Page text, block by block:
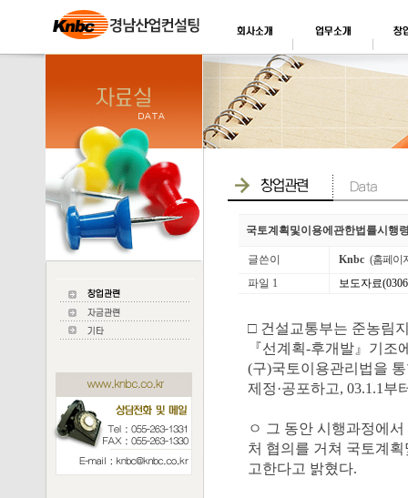
국토계획및이용에관한법률시행
글쓴이 Knbc (홈페이
파일 1
보도자료
□ 건설교통부는 준농림
『선계획-후개발』기
(구)국토이용관리법을
제정·공포하고, 03.1.1부
ㅇ 그 동안 시행과정에
처 협의를 거쳐 국토계
고한다고 밝혔다.